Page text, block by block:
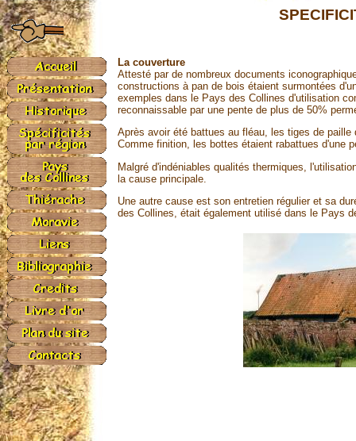
La couverture
Attesté par de nombreux documents
constructions à pan de bois étaient surmontées
exemples dans le Pays des Collines d'utilisation
reconnaissable par une pente de plus de 50%
Après avoir été battues au fléau, les tiges de
Comme finition, les bottes étaient rabattues d'une
Malgré d'indéniables qualités thermiques,
la cause principale.
Une autre cause est son entretien régulier et sa
des Collines, était également utilisé dans le Pays